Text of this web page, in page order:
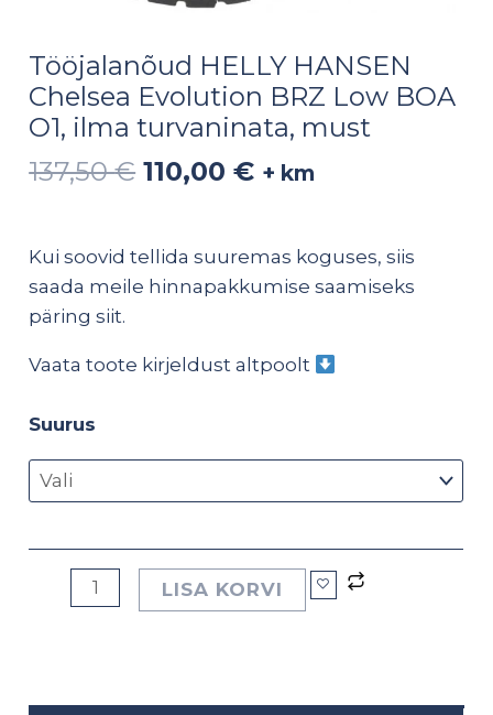
Tööjalanõud HELLY HANSEN
Chelsea Evolution BRZ Low BOA
O1, ilma turvaninata, must
137,50€ 110,00€ + km
Kui soovid tellida suuremas koguses, siis
saada meile hinnapakkumise saamiseks
päringsiit.
Vaata toote kirjeldust altpoolt
Suurus
kogus
LISA KORVI